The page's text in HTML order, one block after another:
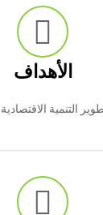
الأهداف
التنمية